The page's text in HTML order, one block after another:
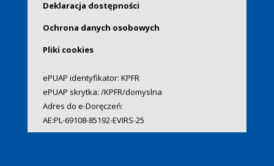
Deklaracja dostępności
Ochrona danych osobowych
Pliki cookies
ePUAP identyfikator: KPFR
ePUAP skrytka: /KPFR/domyslna
Adres do e-Doręczeń:
AE:PL-69108-85192-EVIRS-25